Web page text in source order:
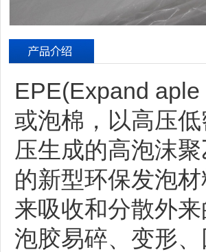
EPE(Expand
或泡棉，以高压
压生成的高泡沫
的新型环保发泡
来吸收和分散外
泡胶易碎、变形